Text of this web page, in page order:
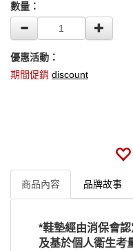
數量：
優惠活動：
期間促銷 discount
商品內容 品牌故事
*鞋墊經由消保會
及基於個人衛生考